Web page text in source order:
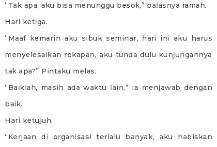
“Tak apa, aku bisa menunggu besok,” balasnya ramah.
Hari ketiga.
“Maaf kemarin aku sibuk seminar, hari ini aku harus
menyelesaikan rekapan, aku tunda dulu kunjungannya
tak apa?” Pintaku melas.
“Baiklah, masih ada waktu lain,” ia menjawab dengan
baik.
Hari ketujuh.
“Kerjaan di organisasi terlalu banyak, aku habiskan